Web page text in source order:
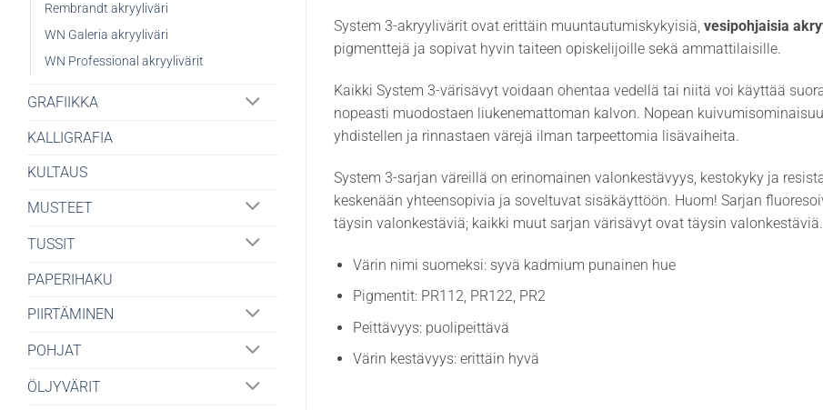
Rembrandt akryyliväri
WN Galeria akryyliväri
WN Professional akryylivärit
GRAFIIKKA
KALLIGRAFIA
KULTAUS
MUSTEET
TUSSIT
PAPERIHAKU
PIIRTÄMINEN
POHJAT
ÖLJYVÄRIT
System 3-akryylivärit ovat erittäin muuntautumiskykyisiä, vesipohjaisia
pigmenttejä ja sopivat hyvin taiteen opiskelijoille sekä ammattilaisille.
Kaikki System 3-värisävyt voidaan ohentaa vedellä tai niitä voi käyttää
nopeasti muodostaen liukenemattoman kalvon. Nopean
yhdistellen ja rinnastaen värejä ilman tarpeettomia lisävaiheita.
System 3-sarjan väreillä on erinomainen valonkestävyys, kestokyky ja
keskenään yhteensopivia ja soveltuvat sisäkäyttöön. Huom! Sarjan
täysin valonkestäviä; kaikki muut sarjan värisävyt ovat täysin valonkestäviä.
Värin nimi suomeksi: syvä kadmium punainen hue
Pigmentit: PR112, PR122, PR2
Peittävyys: puolipeittävä
Värin kestävyys: erittäin hyvä